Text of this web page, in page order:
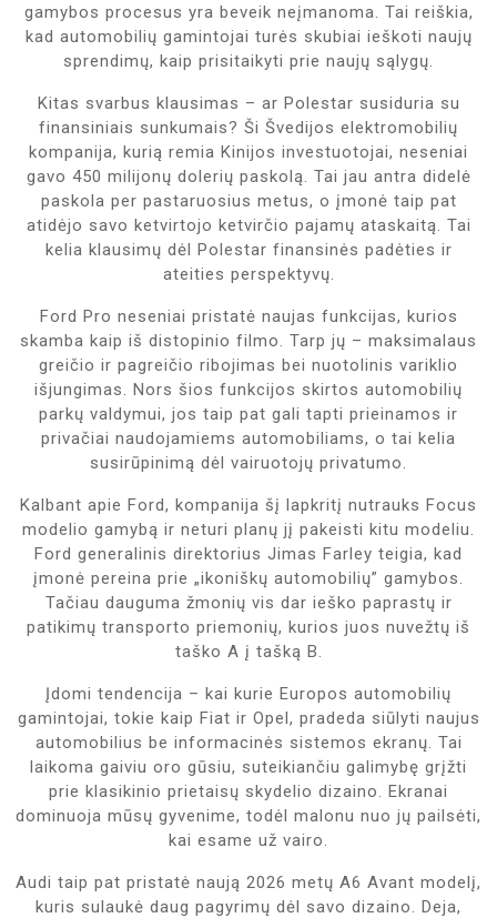
gamybos procesus yra beveik neįmanoma. Tai reiškia,
kad automobilių gamintojai turės skubiai ieškoti naujų
sprendimų, kaip prisitaikyti prie naujų sąlygų.
Kitas svarbus klausimas – ar Polestar susiduria su
finansiniais sunkumais? Ši Švedijos elektromobilių
kompanija, kurią remia Kinijos investuotojai, neseniai
gavo 450 milijonų dolerių paskolą. Tai jau antra didelė
paskola per pastaruosius metus, o įmonė taip pat
atidėjo savo ketvirtojo ketvirčio pajamų ataskaitą. Tai
kelia klausimų dėl Polestar finansinės padėties ir
ateities perspektyvų.
Ford Pro neseniai pristatė naujas funkcijas, kurios
skamba kaip iš distopinio filmo. Tarp jų – maksimalaus
greičio ir pagreičio ribojimas bei nuotolinis variklio
išjungimas. Nors šios funkcijos skirtos automobilių
parkų valdymui, jos taip pat gali tapti prieinamos ir
privačiai naudojamiems automobiliams, o tai kelia
susirūpinimą dėl vairuotojų privatumo.
Kalbant apie Ford, kompanija šį lapkritį nutrauks Focus
modelio gamybą ir neturi planų jį pakeisti kitu modeliu.
Ford generalinis direktorius Jimas Farley teigia, kad
įmonė pereina prie „ikoniškų automobilių” gamybos.
Tačiau dauguma žmonių vis dar ieško paprastų ir
patikimų transporto priemonių, kurios juos nuvežtų iš
taško A į tašką B.
Įdomi tendencija – kai kurie Europos automobilių
gamintojai, tokie kaip Fiat ir Opel, pradeda siūlyti naujus
automobilius be informacinės sistemos ekranų. Tai
laikoma gaiviu oro gūsiu, suteikiančiu galimybę grįžti
prie klasikinio prietaisų skydelio dizaino. Ekranai
dominuoja mūsų gyvenime, todėl malonu nuo jų pailsėti,
kai esame už vairo.
Audi taip pat pristatė naują 2026 metų A6 Avant modelį,
kuris sulaukė daug pagyrimų dėl savo dizaino. Deja,